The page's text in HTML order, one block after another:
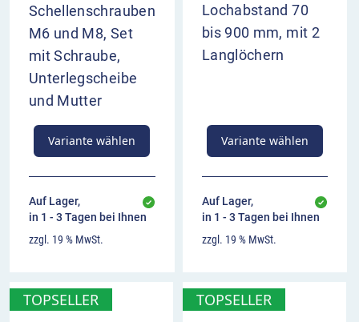
im Überblick
zeigt den Verlauf der Vorfahrtstraße an (von
unten nach rechts)
bezieht sich auf das jeweils zugehörige
Vorfahrtzeichen
Anbringung in der Regel unter dem
Bezugszeichen
keine Kombination mit VZ 301 möglich
Schellenschrauben
M6 und M8, Set
mit Schraube,
Unterlegscheibe
und Mutter
Variante wählen
Auf Lager,
in 1 - 3 Tagen bei Ihnen
zzgl. 19 % MwSt.
Lochabstand 70
bis 900 mm, mit 2
Langlöchern
Variante wählen
Auf Lager,
in 1 - 3 Tagen bei Ihnen
zzgl. 19 % MwSt.
TOPSELLER TOPSELLER